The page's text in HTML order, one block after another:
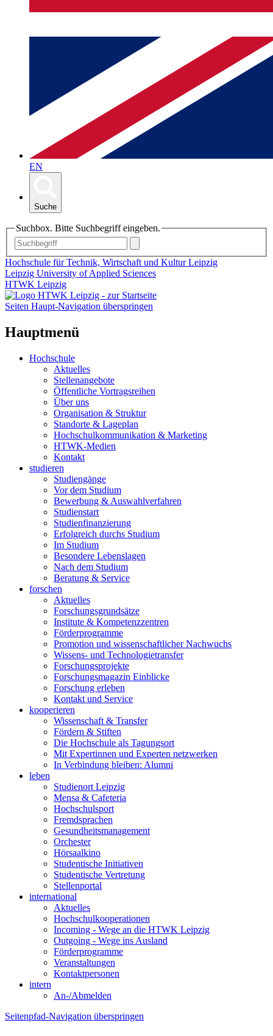
EN
Suche
Suchbox. Bitte Suchbegriff eingeben.
Hochschule für Technik, Wirtschaft und Kultur Leipzig
Leipzig University of Applied Sciences
HTWK Leipzig
Seiten Haupt-Navigation überspringen
Hauptmenü
Hochschule
Aktuelles
Stellenangebote
Öffentliche Vortragsreihen
Über uns
Organisation & Struktur
Standorte & Lageplan
Hochschulkommunikation & Marketing
HTWK-Medien
Kontakt
studieren
Studiengänge
Vor dem Studium
Bewerbung & Auswahlverfahren
Studienstart
Studienfinanzierung
Erfolgreich durchs Studium
Im Studium
Besondere Lebenslagen
Nach dem Studium
Beratung & Service
forschen
Aktuelles
Forschungsgrundsätze
Institute & Kompetenzzentren
Förderprogramme
Promotion und wissenschaftlicher Nachwuchs
Wissens- und Technologietransfer
Forschungsprojekte
Forschungsmagazin Einblicke
Forschung erleben
Kontakt und Service
kooperieren
Wissenschaft & Transfer
Fördern & Stiften
Die Hochschule als Tagungsort
Mit Expertinnen und Experten netzwerken
In Verbindung bleiben: Alumni
leben
Studienort Leipzig
Mensa & Cafeteria
Hochschulsport
Fremdsprachen
Gesundheitsmanagement
Orchester
Hörsaalkino
Studentische Initiativen
Studentische Vertretung
Stellenportal
international
Aktuelles
Hochschulkooperationen
Incoming - Wege an die HTWK Leipzig
Outgoing - Wege ins Ausland
Förderprogramme
Veranstaltungen
Kontaktpersonen
intern
An-/Abmelden
Seitenpfad-Navigation überspringen